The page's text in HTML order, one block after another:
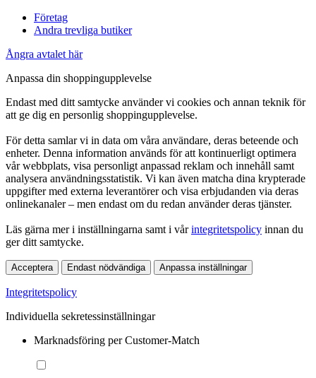
Företag
Andra trevliga butiker
Ångra avtalet här
Anpassa din shoppingupplevelse
Endast med ditt samtycke använder vi cookies och annan teknik för
att ge dig en personlig shoppingupplevelse.
För detta samlar vi in data om våra användare, deras beteende och
enheter. Denna information används för att kontinuerligt optimera
vår webbplats, visa personligt anpassad reklam och innehåll samt
analysera användningsstatistik. Vi kan även matcha dina krypterade
uppgifter med externa leverantörer och visa erbjudanden via deras
onlinekanaler – men endast om du redan använder deras tjänster.
Läs gärna mer i inställningarna samt i vårintegritetspolicy innan du
ger ditt samtycke.
Acceptera Endast nödvändiga Anpassa inställningar
Integritetspolicy
Individuella sekretessinställningar
Marknadsföring per Customer-Match